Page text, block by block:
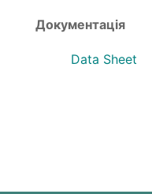
Документація
Data Sheet